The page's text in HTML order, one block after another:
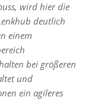
wird hier die
deutlich
einem
bei größeren
und
ein agileres